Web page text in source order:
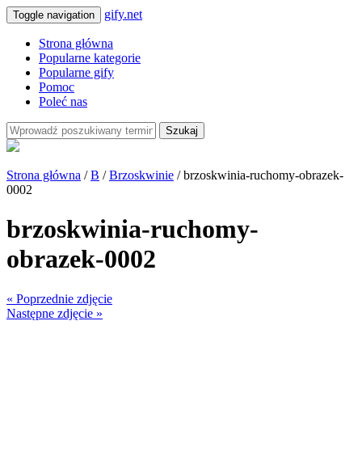
Toggle navigation gify.net
Strona główna
Popularne kategorie
Popularne gify
Pomoc
Poleć nas
Szukaj
Strona główna /B /Brzoskwinie / brzoskwinia-ruchomy-obrazek-
0002
brzoskwinia-ruchomy-
obrazek-0002
« Poprzednie zdjęcie
Następne zdjęcie »